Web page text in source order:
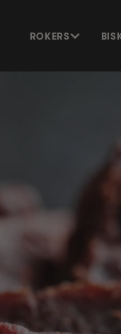
ROKERS